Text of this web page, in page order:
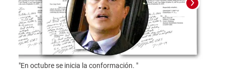
"En octubre se inicia la conformación. "